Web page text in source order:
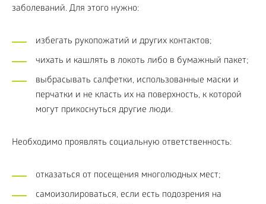
заболеваний. Для этого нужно:
избегать рукопожатий и других контактов;
чихать и кашлять в локоть либо в бумажный пакет;
выбрасывать салфетки, использованные маски и
перчатки и не класть их на поверхность, к которой
могут прикоснуться другие люди.
Необходимо проявлять социальную ответственность:
отказаться от посещения многолюдных мест;
самоизолироваться, если есть подозрения на